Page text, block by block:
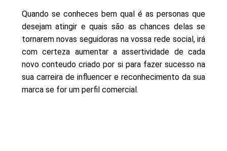
Quando se conheces bem qual é as personas que
desejam atingir e quais são as chances delas se
tornarem novas seguidoras na vossa rede social, irá
com certeza aumentar a assertividade de cada
novo conteudo criado por si para fazer sucesso na
sua carreira de influencer e reconhecimento da sua
marca se for um perfil comercial.